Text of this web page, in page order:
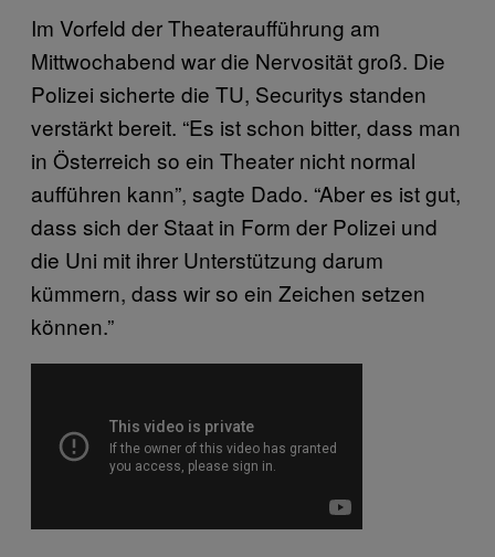
Im Vorfeld der Theateraufführung am
Mittwochabend war die Nervosität groß. Die
Polizei sicherte die TU, Securitys standen
verstärkt bereit. “Es ist schon bitter, dass man
in Österreich so ein Theater nicht normal
aufführen kann”, sagte Dado. “Aber es ist gut,
dass sich der Staat in Form der Polizei und
die Uni mit ihrer Unterstützung darum
kümmern, dass wir so ein Zeichen setzen
können.”